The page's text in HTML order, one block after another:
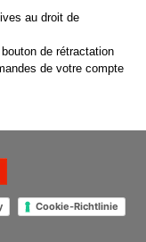
au droit de
de rétractation
de votre compte
Cookie-Richtlinie